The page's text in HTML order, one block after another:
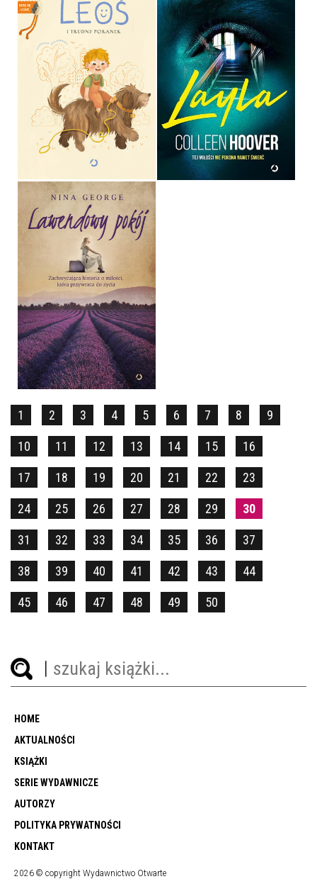
LEOŚ I TRUDNY PORANEK
MARIANNA GIERSZEWSKA
OPRAWA TWARDA
49,99 ZŁ
LAYLA
COLLEEN HOOVER
OPRAWA MIĘKKA ZE SKRZYDEŁKAMI
44,99 ZŁ
LAWENDOWY POKÓJ
NINA GEORGE
OPRAWA MIĘKKA
34,90 ZŁ
1 2 3 4 5 6 7 8 9
10 11 12 13 14 15 16
17 18 19 20 21 22 23
24 25 26 27 28 29 30
31 32 33 34 35 36 37
38 39 40 41 42 43 44
45 46 47 48 49 50
HOME
AKTUALNOŚCI
KSIĄŻKI
SERIE WYDAWNICZE
AUTORZY
POLITYKA PRYWATNOŚCI
KONTAKT
2026 © copyright Wydawnictwo Otwarte